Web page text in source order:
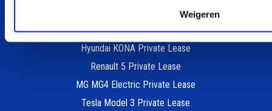
Weigeren
Fiat 500e Private Lease
Hyundai Inster Private Lease
Hyundai KONA Private Lease
Renault 5 Private Lease
MG MG4 Electric Private Lease
Tesla Model 3 Private Lease